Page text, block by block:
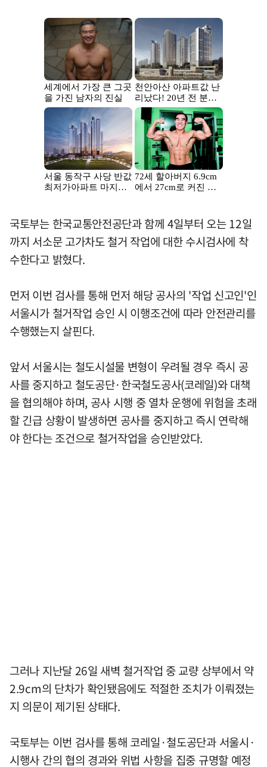
국토부는 한국교통안전공단과 함께 4일부터 오는 12일
까지 서소문 고가차도 철거 작업에 대한 수시검사에 착
수한다고 밝혔다.
먼저 이번 검사를 통해 먼저 해당 공사의 '작업 신고인'인
서울시가 철거작업 승인 시 이행조건에 따라 안전관리를
수행했는지 살핀다.
앞서 서울시는 철도시설물 변형이 우려될 경우 즉시 공
사를 중지하고 철도공단·한국철도공사(코레일)와 대책
을 협의해야 하며, 공사 시행 중 열차 운행에 위험을 초래
할 긴급 상황이 발생하면 공사를 중지하고 즉시 연락해
야 한다는 조건으로 철거작업을 승인받았다.
그러나 지난달 26일 새벽 철거작업 중 교량 상부에서 약
2.9cm의 단차가 확인됐음에도 적절한 조치가 이뤄졌는
지 의문이 제기된 상태다.
국토부는 이번 검사를 통해 코레일·철도공단과 서울시·
시행사 간의 협의 경과와 위법 사항을 집중 규명할 예정